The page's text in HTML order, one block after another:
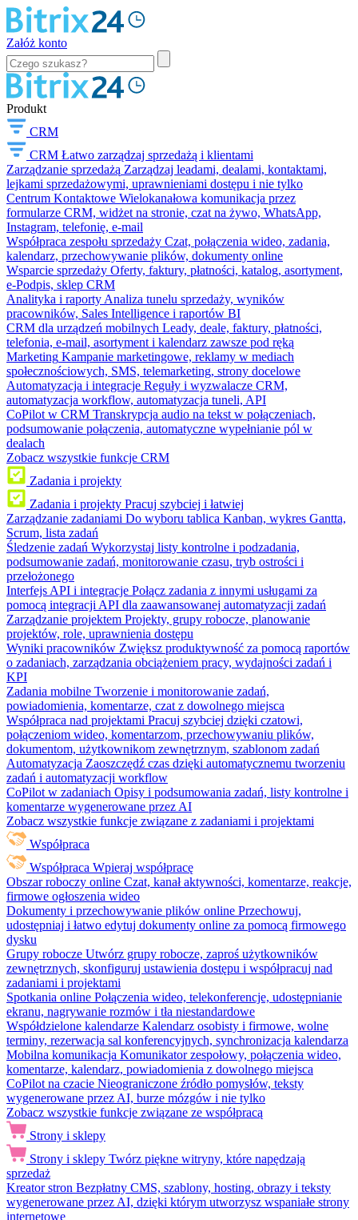
Załóż konto
Produkt
CRM
CRM Łatwo zarządzaj sprzedażą i klientami
Zarządzanie sprzedażą Zarządzaj leadami, dealami, kontaktami,
lejkami sprzedażowymi, uprawnieniami dostępu i nie tylko
Centrum Kontaktowe Wielokanałowa komunikacja przez
formularze CRM, widżet na stronie, czat na żywo, WhatsApp,
Instagram, telefonię, e-mail
Współpraca zespołu sprzedaży Czat, połączenia wideo, zadania,
kalendarz, przechowywanie plików, dokumenty online
Wsparcie sprzedaży Oferty, faktury, płatności, katalog, asortyment,
e-Podpis, sklep CRM
Analityka i raporty Analiza tunelu sprzedaży, wyników
pracowników, Sales Intelligence i raportów BI
CRM dla urządzeń mobilnych Leady, deale, faktury, płatności,
telefonia, e-mail, asortyment i kalendarz zawsze pod ręką
Marketing Kampanie marketingowe, reklamy w mediach
społecznościowych, SMS, telemarketing, strony docelowe
Automatyzacja i integracje Reguły i wyzwalacze CRM,
automatyzacja workflow, automatyzacja tuneli, API
CoPilot w CRM Transkrypcja audio na tekst w połączeniach,
podsumowanie połączenia, automatyczne wypełnianie pól w
dealach
Zobacz wszystkie funkcje CRM
Zadania i projekty
Zadania i projekty Pracuj szybciej i łatwiej
Zarządzanie zadaniami Do wyboru tablica Kanban, wykres Gantta,
Scrum, lista zadań
Śledzenie zadań Wykorzystaj listy kontrolne i podzadania,
podsumowanie zadań, monitorowanie czasu, tryb ostrości i
przełożonego
Interfejs API i integracje Połącz zadania z innymi usługami za
pomocą integracji API dla zaawansowanej automatyzacji zadań
Zarządzanie projektem Projekty, grupy robocze, planowanie
projektów, role, uprawnienia dostępu
Wyniki pracowników Zwiększ produktywność za pomocą raportów
o zadaniach, zarządzania obciążeniem pracy, wydajności zadań i
KPI
Zadania mobilne Tworzenie i monitorowanie zadań,
powiadomienia, komentarze, czat z dowolnego miejsca
Współpraca nad projektami Pracuj szybciej dzięki czatowi,
połączeniom wideo, komentarzom, przechowywaniu plików,
dokumentom, użytkownikom zewnętrznym, szablonom zadań
Automatyzacja Zaoszczędź czas dzięki automatycznemu tworzeniu
zadań i automatyzacji workflow
CoPilot w zadaniach Opisy i podsumowania zadań, listy kontrolne i
komentarze wygenerowane przez AI
Zobacz wszystkie funkcje związane z zadaniami i projektami
Współpraca
Współpraca Wpieraj współpracę
Obszar roboczy online Czat, kanał aktywności, komentarze, reakcje,
firmowe ogłoszenia wideo
Dokumenty i przechowywanie plików online Przechowuj,
udostępniaj i łatwo edytuj dokumenty online za pomocą firmowego
dysku
Grupy robocze Utwórz grupy robocze, zaproś użytkowników
zewnętrznych, skonfiguruj ustawienia dostępu i współpracuj nad
zadaniami i projektami
Spotkania online Połączenia wideo, telekonferencje, udostępnianie
ekranu, nagrywanie rozmów i tła niestandardowe
Współdzielone kalendarze Kalendarz osobisty i firmowe, wolne
terminy, rezerwacja sal konferencyjnych, synchronizacja kalendarza
Mobilna komunikacja Komunikator zespołowy, połączenia wideo,
komentarze, kalendarz, powiadomienia z dowolnego miejsca
CoPilot na czacie Nieograniczone źródło pomysłów, teksty
wygenerowane przez AI, burze mózgów i nie tylko
Zobacz wszystkie funkcje związane ze współpracą
Strony i sklepy
Strony i sklepy Twórz piękne witryny, które napędzają
sprzedaż
Kreator stron Bezpłatny CMS, szablony, hosting, obrazy i teksty
wygenerowane przez AI, dzięki którym utworzysz wspaniałe strony
internetowe